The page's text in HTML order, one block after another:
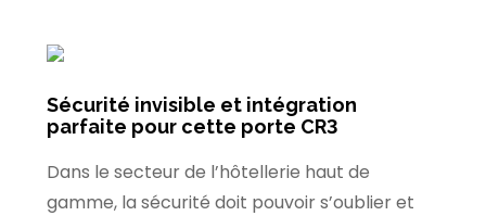
Sécurité invisible et intégration
parfaite pour cette porte CR3
Dans le secteur de l’hôtellerie haut de
gamme, la sécurité doit pouvoir s’oublier et